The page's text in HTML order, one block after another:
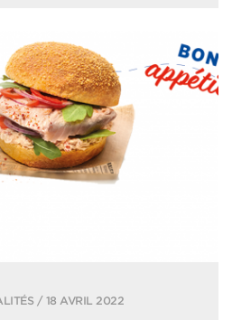
/ 18 AVRIL 2022